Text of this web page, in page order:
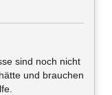
sind noch nicht
und brauchen